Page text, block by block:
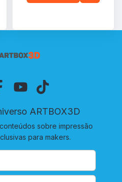
ARTBOX3D
sobre impressão
para makers.